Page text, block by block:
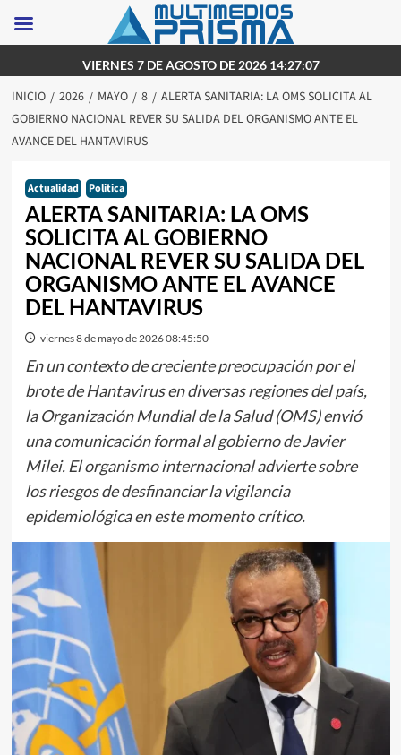
al
contenido
VIERNES 7 DE AGOSTO DE 2026 14:27:07
INICIO 2026 MAYO 8
ALERTA SANITARIA: LA OMS SOLICITA AL
GOBIERNO NACIONAL REVER SU SALIDA DEL ORGANISMO ANTE EL
AVANCE DEL HANTAVIRUS
Actualidad Politica
ALERTA SANITARIA: LA OMS
SOLICITA AL GOBIERNO
NACIONAL REVER SU SALIDA DEL
ORGANISMO ANTE EL AVANCE
DEL HANTAVIRUS
viernes 8 de mayo de 2026 08:45:50
En un contexto de creciente preocupación por el
brote de Hantavirus en diversas regiones del país,
la Organización Mundial de la Salud (OMS) envió
una comunicación formal al gobierno de Javier
Milei. El organismo internacional advierte sobre
los riesgos de desfinanciar la vigilancia
epidemiológica en este momento crítico.